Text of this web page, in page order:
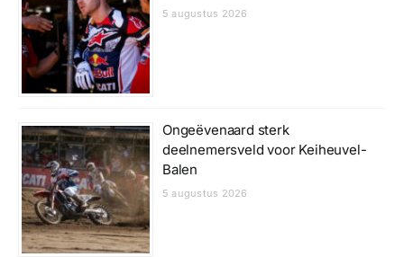
5 augustus 2026
Ongeëvenaard sterk
deelnemersveld voor Keiheuvel-
Balen
5 augustus 2026